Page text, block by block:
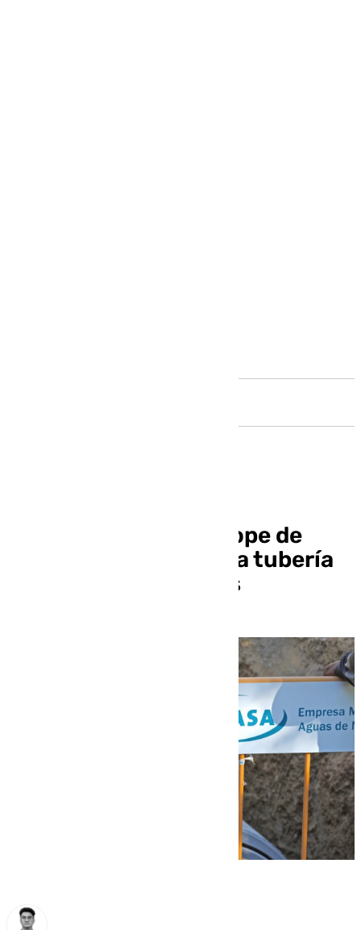
Reabren la avenida Lope de
Vega tras arreglar una tubería
dañada por las lluvias